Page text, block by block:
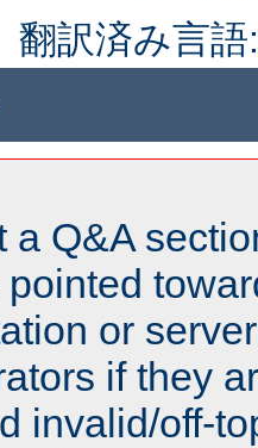
翻訳済み言
a Q&A
or
if they
invalid/off-